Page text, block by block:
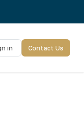
in Contact Us